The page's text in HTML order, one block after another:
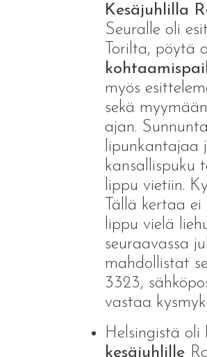
Kesäjuhlilla
Seuralle oli
Torilta, pöytä
myös
sekä
ajan.
lipunkantajaa
kansallispuku
lippu vietiin.
Tällä kertaa
lippu vielä
seuraavassa
mahdollistat
3323,
vastaa
Helsingistä oli
kesäjuhlille